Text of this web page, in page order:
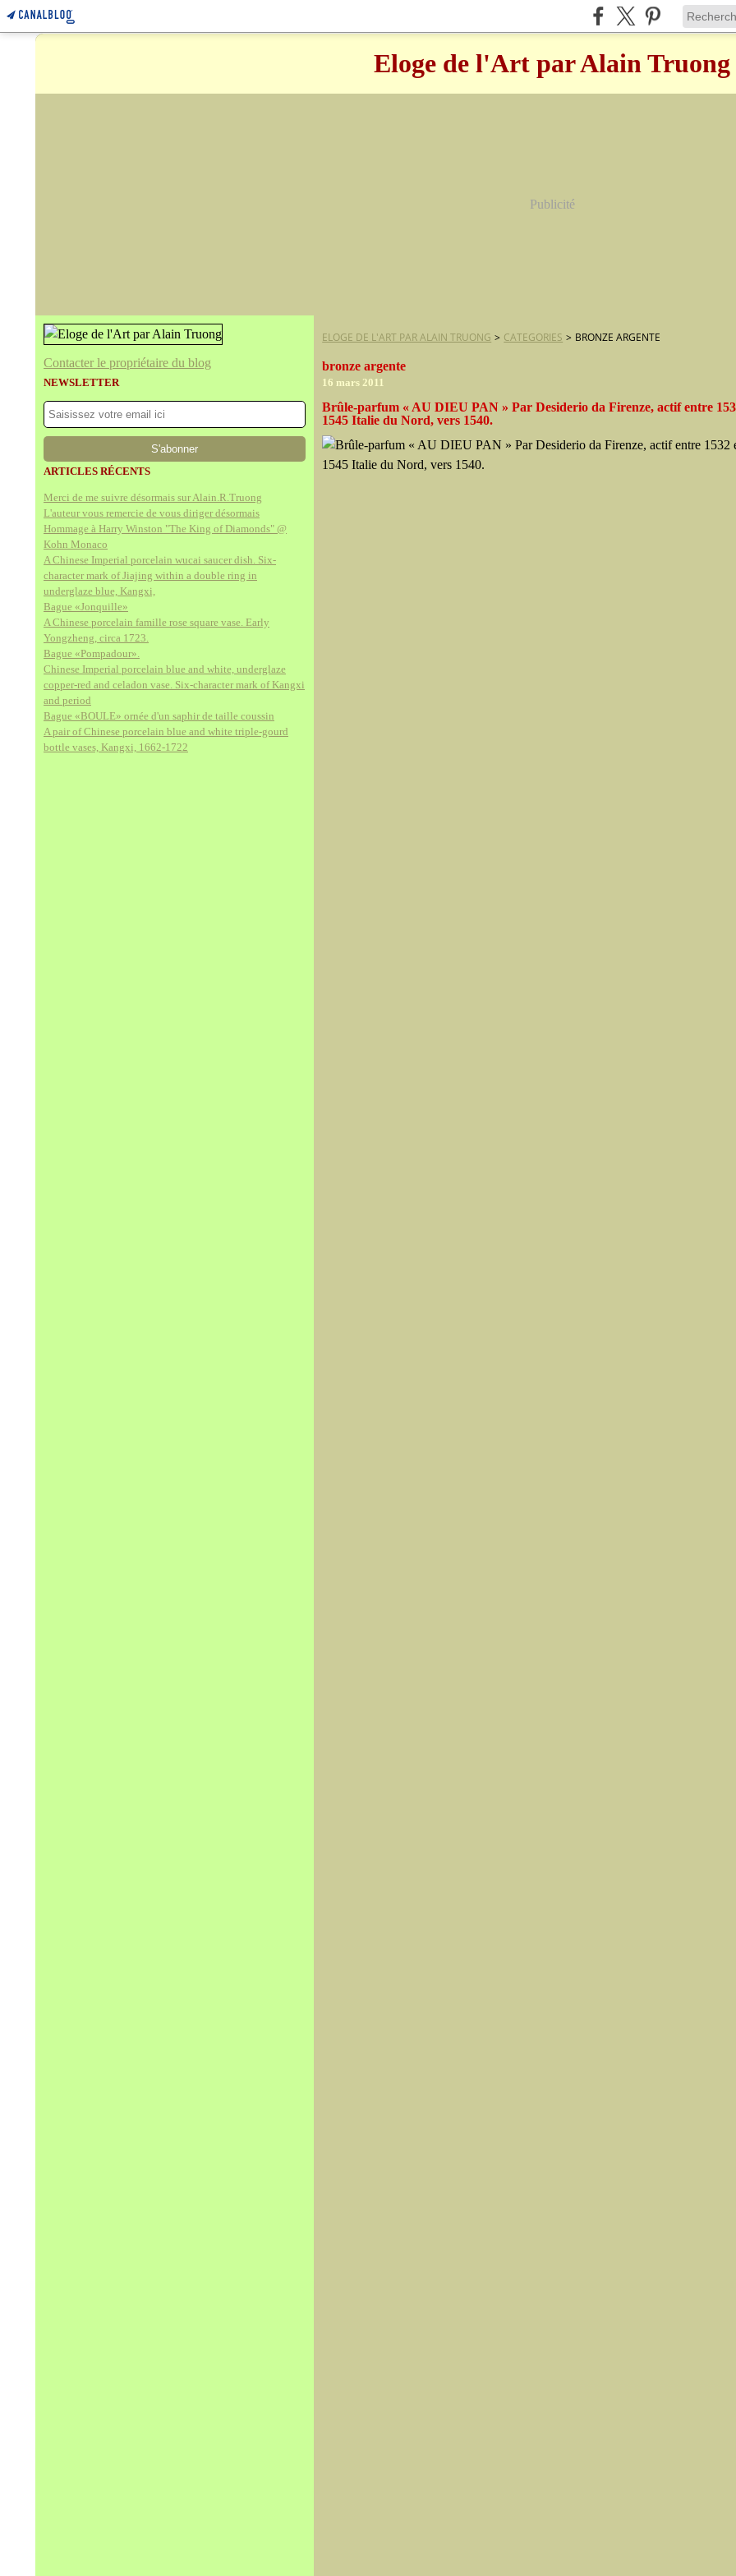
Eloge de l'Art par Alain Truong
Publicité
Contacter le propriétaire du blog
NEWSLETTER
ARTICLES RÉCENTS
Merci de me suivre désormais sur Alain.R.Truong
L'auteur vous remercie de vous diriger désormais
Hommage à Harry Winston "The King of Diamonds" @
Kohn Monaco
A Chinese Imperial porcelain wucai saucer dish. Six-
character mark of Jiajing within a double ring in
underglaze blue, Kangxi,
Bague «Jonquille»
A Chinese porcelain famille rose square vase. Early
Yongzheng, circa 1723.
Bague «Pompadour».
Chinese Imperial porcelain blue and white, underglaze
copper-red and celadon vase. Six-character mark of Kangxi
and period
Bague «BOULE» ornée d'un saphir de taille coussin
A pair of Chinese porcelain blue and white triple-gourd
bottle vases, Kangxi, 1662-1722
ELOGE DE L'ART PAR ALAIN TRUONG > CATEGORIES > BRONZE ARGENTE
bronze argente
16 mars 2011
Brûle-parfum « AU DIEU PAN » Par Desiderio da Firenze, actif entre
1545 Italie du Nord, vers 1540.